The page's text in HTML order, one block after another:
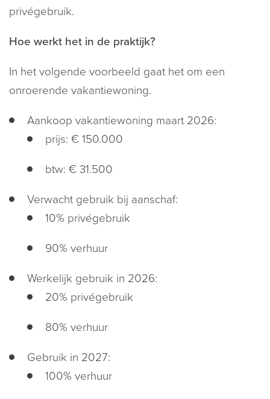
privégebruik.
Hoe werkt het in de praktijk?
In het volgende voorbeeld gaat het om een
onroerende vakantiewoning.
Aankoop vakantiewoning maart 2026:
prijs: € 150.000
btw: € 31.500
Verwacht gebruik bij aanschaf:
10% privégebruik
90% verhuur
Werkelijk gebruik in 2026:
20% privégebruik
80% verhuur
Gebruik in 2027:
100% verhuur